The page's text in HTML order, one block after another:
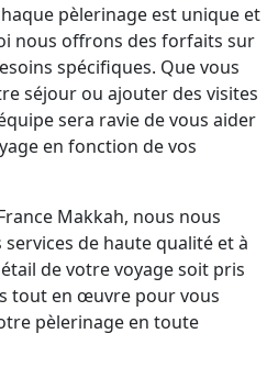
pèlerinage est unique et
nous offrons des forfaits sur
spécifiques. Que vous
séjour ou ajouter des visites
sera ravie de vous aider
en fonction de vos
Makkah, nous nous
de haute qualité et à
de votre voyage soit pris
tout en œuvre pour vous
pèlerinage en toute